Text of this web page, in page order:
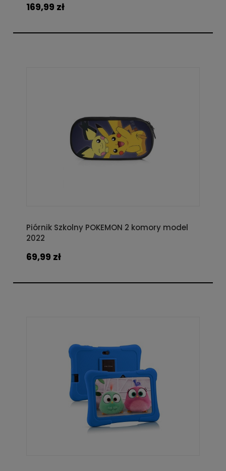
169,99 zł
Piórnik Szkolny POKEMON 2 komory model
2022
69,99 zł